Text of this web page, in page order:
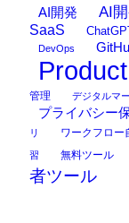
AI開発 AI
SaaS
DevOps
Product
管理
デジタルマ
プライバシー
リ
ワークフロー
習 無料ツール
者ツール